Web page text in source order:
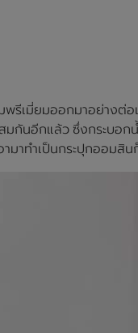
รีเมี่ยมออกมาอย่างต่
มกันอีกแล้ว ซึ่งกระบอก
ามาทำเป็นกระปุกออมสิน